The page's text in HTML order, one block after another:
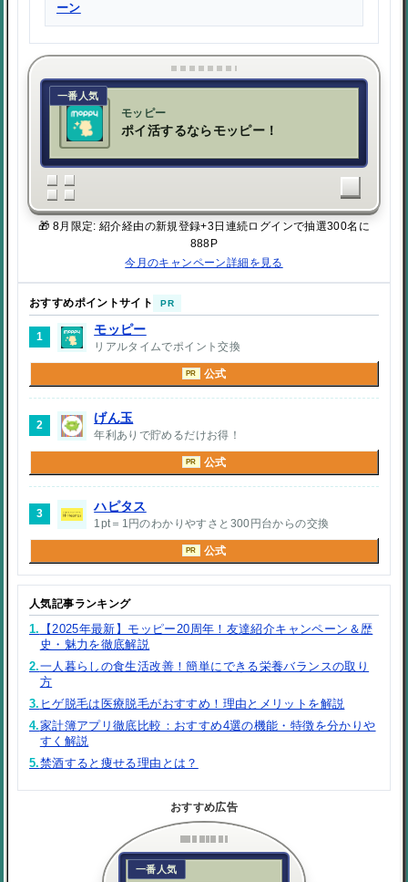
ーン
一番人気
モッピー
ポイ活するならモッピー！
🎁 8月限定: 紹介経由の新規登録+3日連続ログインで抽選300名に
888P
今月のキャンペーン詳細を見る
おすすめポイントサイト PR
1
モッピー
リアルタイムでポイント交換
PR 公式
2
げん玉
年利ありで貯めるだけお得！
PR 公式
3
ハピタス
1pt＝1円のわかりやすさと300円台からの交換
PR 公式
人気記事ランキング
1.
【2025年最新】モッピー20周年！友達紹介キャンペーン＆歴
史・魅力を徹底解説
2.一人暮らしの食生活改善！簡単にできる栄養バランスの取り
方
3. ヒゲ脱毛は医療脱毛がおすすめ！理由とメリットを解説
4.家計簿アプリ徹底比較：おすすめ4選の機能・特徴を分かりや
すく解説
5.禁酒すると痩せる理由とは？
おすすめ広告
一番人気